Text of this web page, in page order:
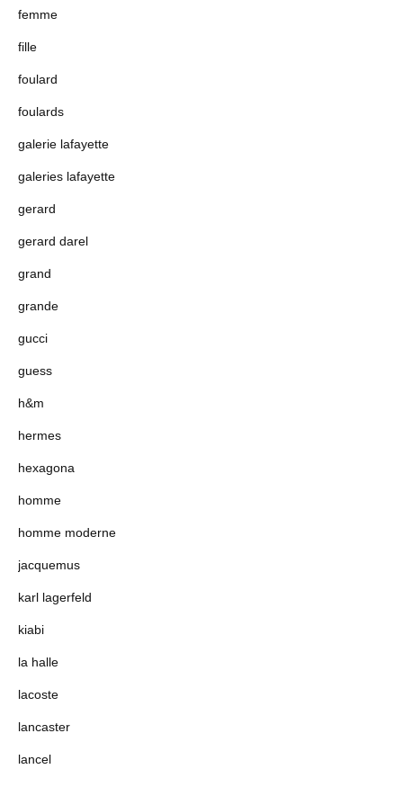
femme
fille
foulard
foulards
galerie lafayette
galeries lafayette
gerard
gerard darel
grand
grande
gucci
guess
h&m
hermes
hexagona
homme
homme moderne
jacquemus
karl lagerfeld
kiabi
la halle
lacoste
lancaster
lancel